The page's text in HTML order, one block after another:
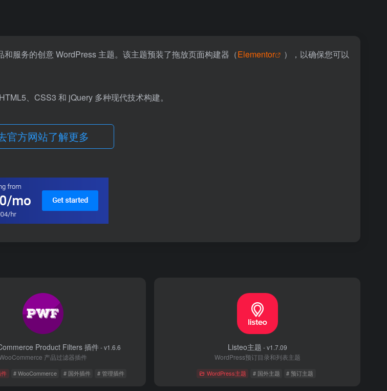
服务的创意 WordPress 主题。该主题预装了拖放页面构建器（Elementor
），以确保您可以
、CSS3 和 jQuery 多种现代技术构建。
官方网站了解更多
Product Filters 插件- v1.6.6
产品过滤器插件
# WooCommerce # 国外插件 # 管理插件
Listeo主题 - v1.7.09
WordPress预订目录和列表主题
WordPress主题 # 国外主题 # 预订主题